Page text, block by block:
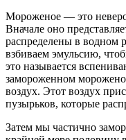
Мороженое — это
Вначале оно
распределены в водном
взбиваем эмульсию,
это называется
замороженном
воздух. Этот воздух
пузырьков, которые
Затем мы частично